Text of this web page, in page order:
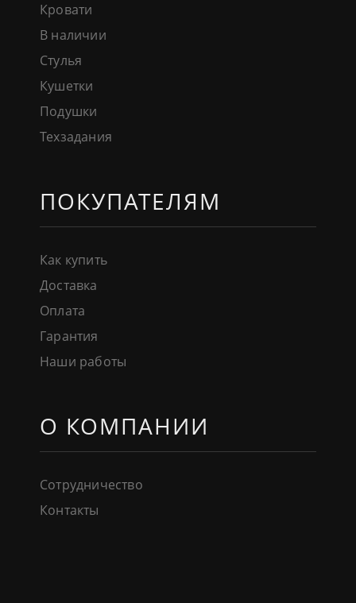
Кровати
В наличии
Стулья
Кушетки
Подушки
Техзадания
ПОКУПАТЕЛЯМ
Как купить
Доставка
Оплата
Гарантия
Наши работы
О КОМПАНИИ
Сотрудничество
Контакты